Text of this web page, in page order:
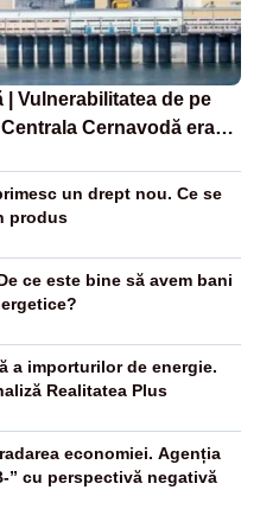
| Vulnerabilitatea de pe
Cernavodă era
un drept nou. Ce se
produs
ce este bine să avem bani
a importurilor de energie.
Realitatea Plus
economiei. Agenția
” cu perspectivă negativă